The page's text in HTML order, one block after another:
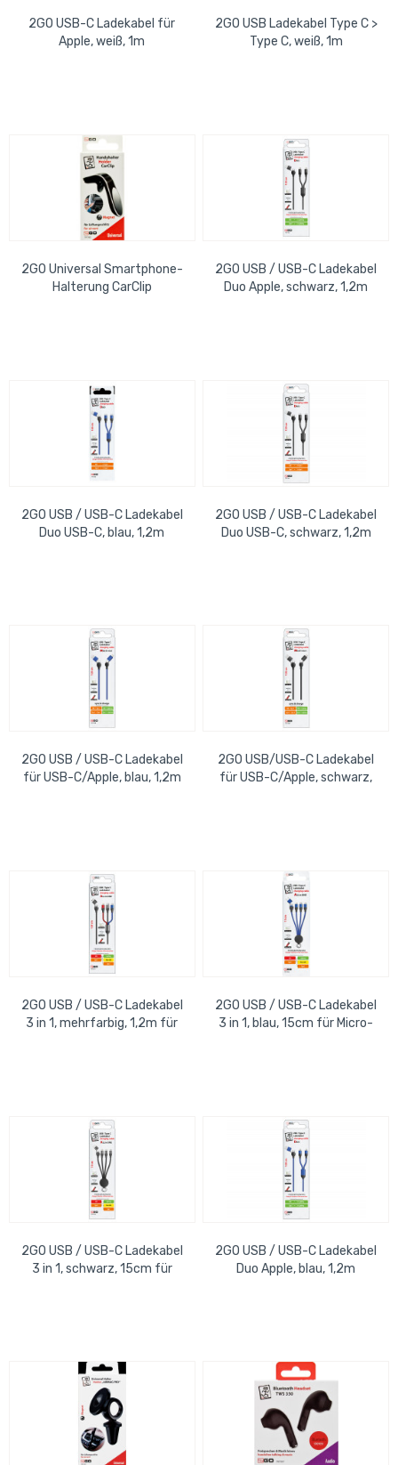
2GO USB-C Ladekabel für
Apple, weiß, 1m
2GO USB Ladekabel Type C >
Type C, weiß, 1m
2GO Universal Smartphone-
Halterung CarClip
2GO USB / USB-C Ladekabel
Duo Apple, schwarz, 1,2m
2GO USB / USB-C Ladekabel
Duo USB-C, blau, 1,2m
2GO USB / USB-C Ladekabel
Duo USB-C, schwarz, 1,2m
2GO USB / USB-C Ladekabel
für USB-C/Apple, blau, 1,2m
2GO USB/USB-C Ladekabel
für USB-C/Apple, schwarz,
2GO USB / USB-C Ladekabel
3 in 1, mehrfarbig, 1,2m für
2GO USB / USB-C Ladekabel
3 in 1, blau, 15cm für Micro-
2GO USB / USB-C Ladekabel
3 in 1, schwarz, 15cm für
2GO USB / USB-C Ladekabel
Duo Apple, blau, 1,2m